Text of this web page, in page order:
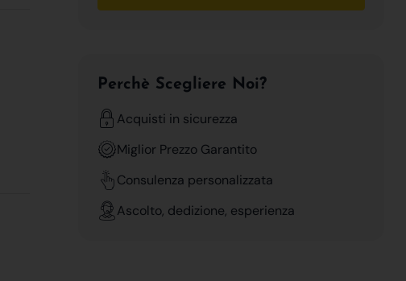
Perchè Scegliere Noi?
Acquisti in sicurezza
Miglior Prezzo Garantito
Consulenza personalizzata
Ascolto, dedizione, esperienza